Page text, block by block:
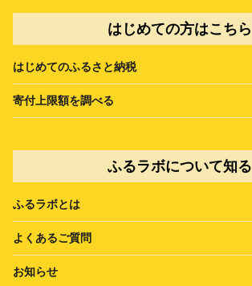
はじめての方はこちら
はじめてのふるさと納税
寄付上限額を調べる
ふるラボについて知る
ふるラボとは
よくあるご質問
お知らせ